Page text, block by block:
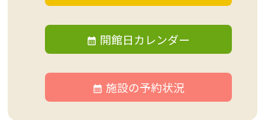
開館日カレンダー
施設の予約状況